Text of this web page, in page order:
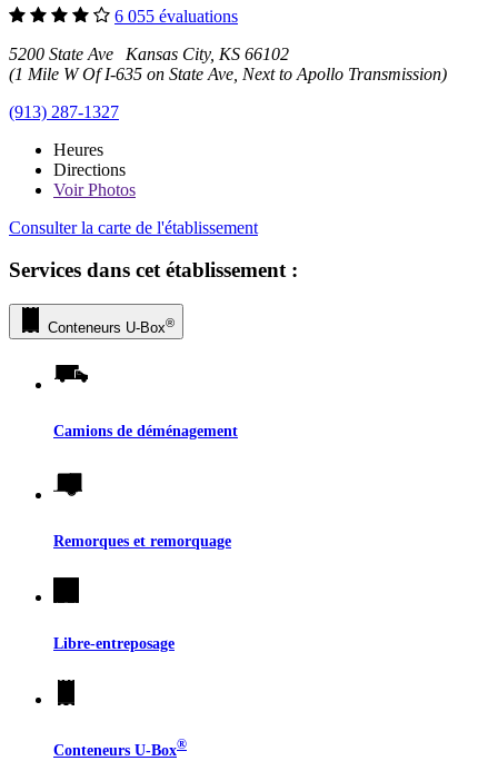
6 055 évaluations
5200 State Ave Kansas City, KS 66102
(1 Mile W Of I-635 on State Ave, Next to Apollo Transmission)
(913) 287-1327
Heures
Directions
VoirPhotos
Consulter la carte de l'établissement
Services dans cet établissement :
Conteneurs U-Box®
Camions de déménagement
Remorques et remorquage
Libre-entreposage
Conteneurs U-Box®